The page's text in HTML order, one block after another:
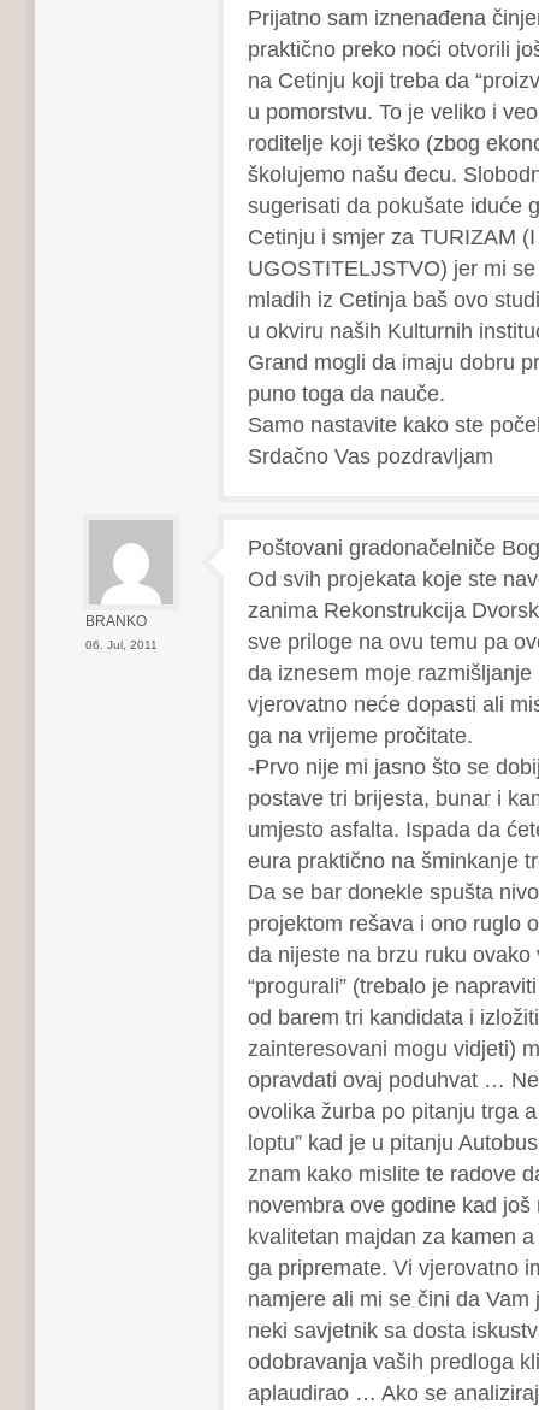
Prijatno sam iznenađena
praktično preko noći otvorili
na Cetinju koji treba da
u pomorstvu. To je veliko i
roditelje koji teško (zbog
školujemo našu đecu.
sugerisati da pokušate iduće
Cetinju i smjer za TURIZAM (I
UGOSTITELJSTVO) jer mi
mladih iz Cetinja baš ovo
u okviru naših Kulturnih
Grand mogli da imaju dobru
puno toga da nauče.
Samo nastavite kako ste
Srdačno Vas pozdravljam
BRANKO
06. Jul, 2011
Poštovani gradonačelniče
Od svih projekata koje ste
zanima Rekonstrukcija
sve priloge na ovu temu pa
da iznesem moje razmišljanje
vjerovatno neće dopasti ali
ga na vrijeme pročitate.
-Prvo nije mi jasno što se
postave tri brijesta, bunar i
umjesto asfalta. Ispada da
eura praktično na šminkanje
Da se bar donekle spušta
projektom rešava i ono ruglo
da nijeste na brzu ruku ovako
“progurali” (trebalo je
od barem tri kandidata i
zainteresovani mogu vidjeti)
opravdati ovaj poduhvat …
ovolika žurba po pitanju trga
loptu” kad je u pitanju
znam kako mislite te radove
novembra ove godine kad još
kvalitetan majdan za kamen
ga pripremate. Vi vjerovatno
namjere ali mi se čini da Vam
neki savjetnik sa dosta
odobravanja vaših predloga
aplaudirao … Ako se